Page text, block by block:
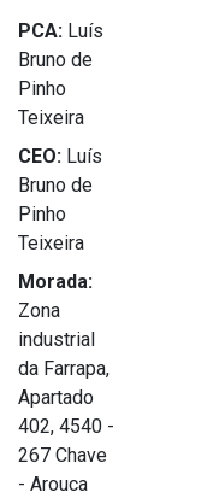
PCA: Luís
Bruno de
Pinho
Teixeira
CEO: Luís
Bruno de
Pinho
Teixeira
Morada:
Zona
industrial
da Farrapa,
Apartado
402, 4540 -
267 Chave
- Arouca